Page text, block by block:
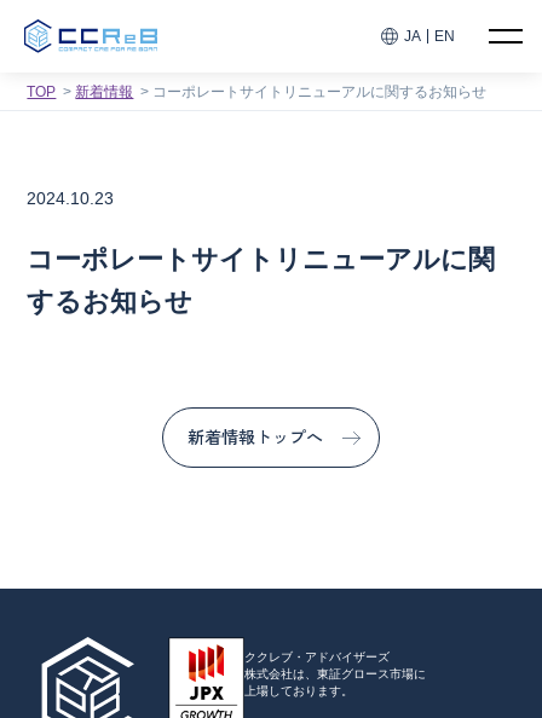
JA EN
TOP 新着情報 コーポレートサイトリニューアルに関するお知らせ
2024.10.23
コーポレートサイトリニューアルに関
するお知らせ
新着情報トップへ
ククレブ・アドバイザーズ
株式会社は、東証グロース市場に
上場しております。